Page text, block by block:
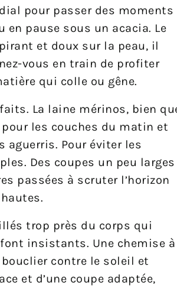
pour passer des moments
en pause sous un acacia. Le
et doux sur la peau, il
vous en train de profiter
qui colle ou gêne.
La laine mérinos, bien
les couches du matin et
aguerris. Pour éviter les
Des coupes un peu larges
passées à scruter l’horizon
trop près du corps qui
insistants. Une chemise à
contre le soleil et
et d’une coupe adaptée,